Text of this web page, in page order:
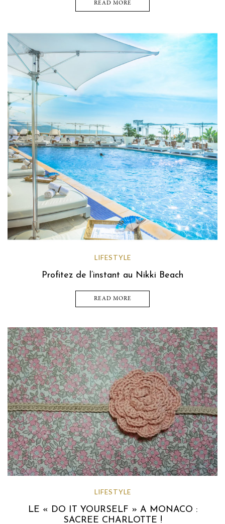
READ MORE
LIFESTYLE
Profitez de l’instant au Nikki Beach
READ MORE
LIFESTYLE
LE « DO IT YOURSELF » A MONACO :
SACREE CHARLOTTE !